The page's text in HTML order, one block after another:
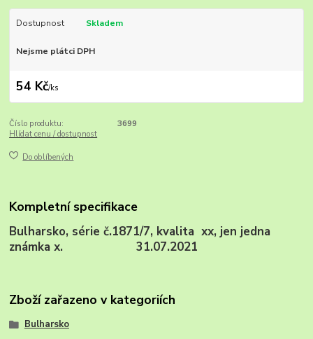
Dostupnost Skladem
Nejsme plátci DPH
54 Kč/ks
Číslo produktu:
3699
Hlídat cenu / dostupnost
Do oblíbených
Kompletní specifikace
Bulharsko, série č.1871/7, kvalita xx, jen jedna
známka x. 31.07.2021
Zboží zařazeno v kategoriích
Bulharsko